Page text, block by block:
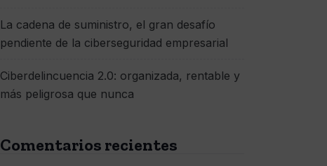
La cadena de suministro, el gran desafío
pendiente de la ciberseguridad empresarial
Ciberdelincuencia 2.0: organizada, rentable y
más peligrosa que nunca
Comentarios recientes